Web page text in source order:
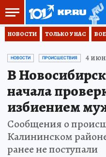
НОВОСТИ ТОЛЬКО У НАС
НОВОСТИ ПРОИСШЕСТВИЯ 4
В
начала
избиением
Сообщения о
Калининском
ранее не поступали